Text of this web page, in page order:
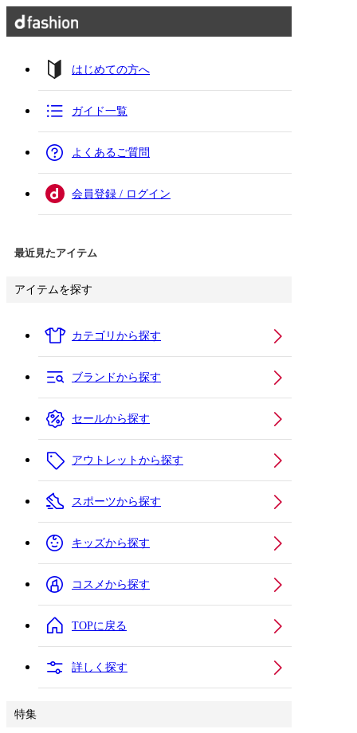
はじめての方へ
ガイド一覧
よくあるご質問
会員登録 / ログイン
最近見たアイテム
アイテムを探す
カテゴリから探す
ブランドから探す
セールから探す
アウトレットから探す
スポーツから探す
キッズから探す
コスメから探す
TOPに戻る
詳しく探す
特集